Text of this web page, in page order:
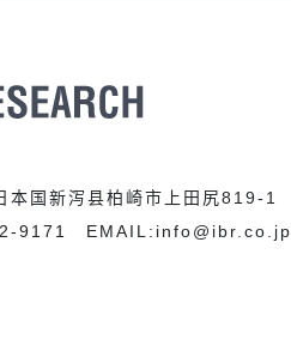
国新泻县柏崎市上田尻819-1
9171 EMAIL:info@ibr.co.jp